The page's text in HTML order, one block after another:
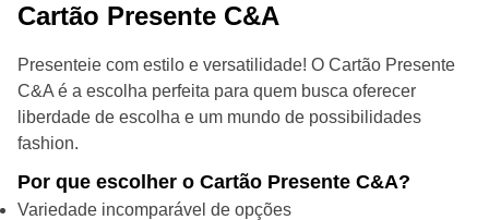
Cartão Presente C&A
Presenteie com estilo e versatilidade! O Cartão Presente
C&A é a escolha perfeita para quem busca oferecer
liberdade de escolha e um mundo de possibilidades
fashion.
Por que escolher o Cartão Presente C&A?
Variedade incomparável de opções